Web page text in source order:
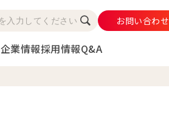
お問い合わせ
企業情報採用情報Q&A